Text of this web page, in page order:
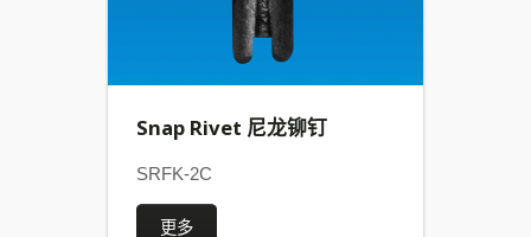
Snap Rivet 尼龙铆钉
SRFK-2C
更多